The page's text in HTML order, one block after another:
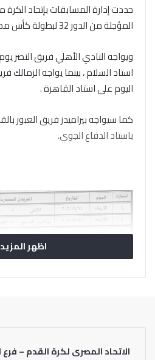
حددت إدارة المسابقات بإتحاد الكرة
المؤجلة من الدور 32 لبطولة كأس مصر على النحو التالي:
استاد السلام ، بينما يواجه
اليوم على استاد القاهرة .
كما سيواجه بيراميدز فريق العبور
باستاد الدفاع الجوي.
اظهر المزيد
الاتحاد المصرى لكرة القدم – فرع